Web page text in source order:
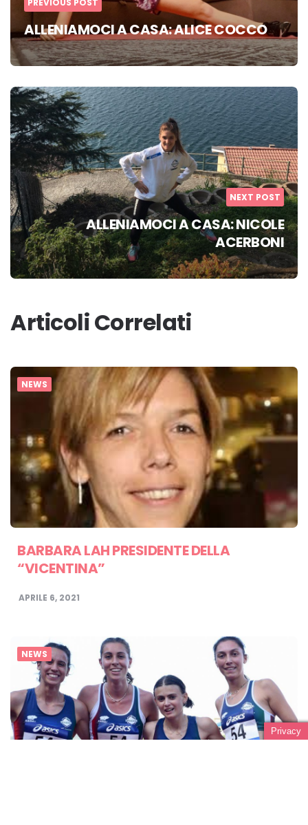
PREVIOUS POST
ALLENIAMOCI A CASA: ALICE COCCO
NEXT POST
ALLENIAMOCI A CASA: NICOLE
ACERBONI
Articoli Correlati
NEWS
BARBARA LAH PRESIDENTE DELLA
“VICENTINA”
APRILE 6, 2021
NEWS
Privacy